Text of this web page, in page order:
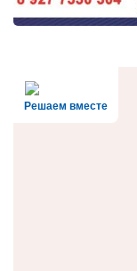
Решаем вместе